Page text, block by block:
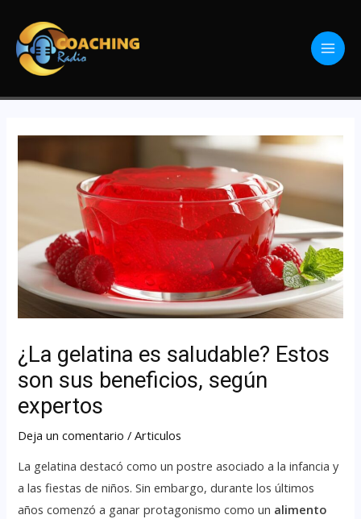
¿La gelatina es saludable? Estos
son sus beneficios, según
expertos
Deja un comentario /Articulos
La gelatina destacó como un postre asociado a la infancia y
a las fiestas de niños. Sin embargo, durante los últimos
años comenzó a ganar protagonismo como un alimento